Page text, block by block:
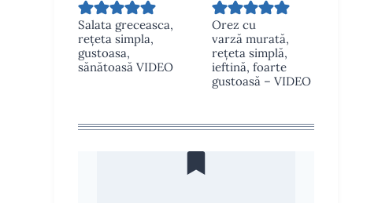
Salata greceasca,
rețeta simpla,
gustoasa,
sănătoasă VIDEO
Orez cu
varză murată,
rețeta simplă,
ieftină, foarte
gustoasă – VIDEO